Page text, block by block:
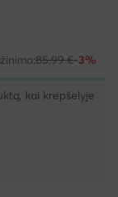
85,99 €-3%
kai krepšelyje